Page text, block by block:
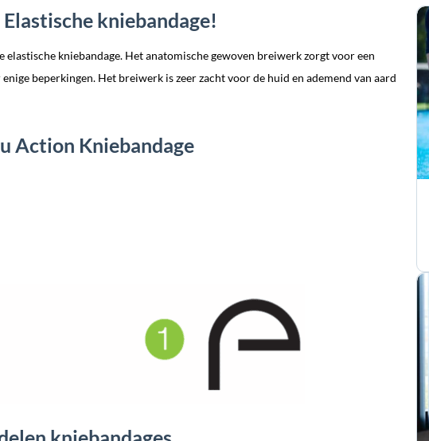
kniebandage!
elastische kniebandage. Het anatomische gewoven breiwerk zorgt voor een
beperkingen. Het breiwerk is zeer zacht voor de huid en ademend van aard
Action Kniebandage